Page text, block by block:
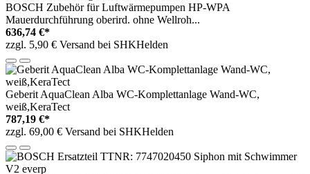
BOSCH Zubehör für Luftwärmepumpen HP-WPA
Mauerdurchführung oberird. ohne Wellroh...
636,74 €*
zzgl. 5,90 € Versand bei SHKHelden
Geberit AquaClean Alba WC-Komplettanlage Wand-WC,
weiß,KeraTect
787,19 €*
zzgl. 69,00 € Versand bei SHKHelden